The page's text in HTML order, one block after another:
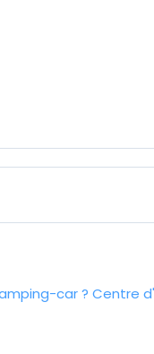
car ? Centre